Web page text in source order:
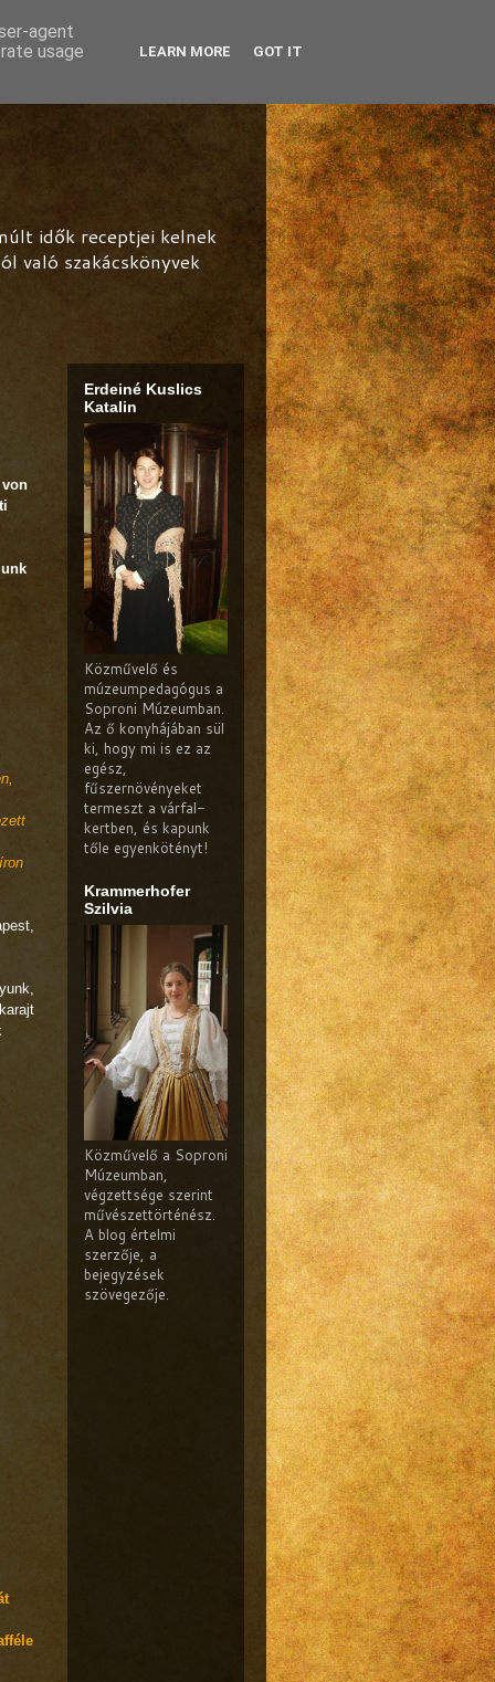
idők receptjei kelnek
való szakácskönyvek
Erdeiné Kuslics
Katalin
Közművelő és
múzeumpedagógus a
Soproni Múzeumban.
Az ő konyhájában sül
ki, hogy mi is ez az
egész,
fűszernövényeket
termeszt a várfal-
kertben, és kapunk
tőle egyenkötényt!
Krammerhofer
Szilvia
Közművelő a Soproni
Múzeumban,
végzettsége szerint
művészettörténész.
A blog értelmi
szerzője, a
bejegyzések
szövegezője.
agent
usage
LEARN MORE GOT IT